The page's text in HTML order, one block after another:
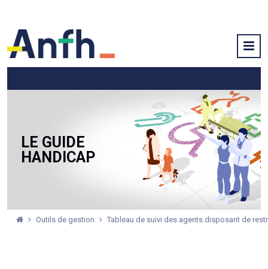
LE GUIDE
HANDICAP
Outils de gestion Tableau de suivi des agents disposant de